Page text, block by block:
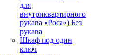
для
внутриквартирного
рукава «Роса») Без
рукава
Шкаф под один
ключ